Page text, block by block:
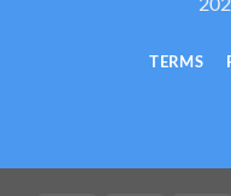
TERMS